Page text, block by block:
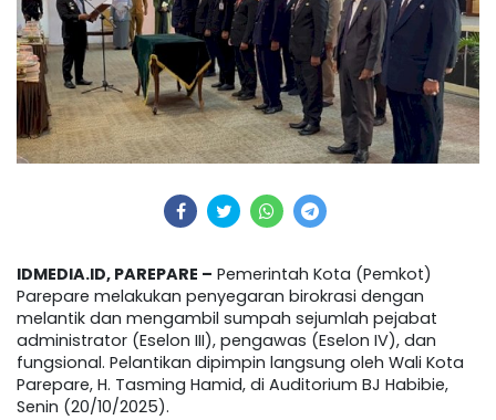
IDMEDIA.ID, PAREPARE – Pemerintah Kota (Pemkot)
Parepare melakukan penyegaran birokrasi dengan
melantik dan mengambil sumpah sejumlah pejabat
administrator (Eselon III), pengawas (Eselon IV), dan
fungsional. Pelantikan dipimpin langsung oleh Wali Kota
Parepare, H. Tasming Hamid, di Auditorium BJ Habibie,
Senin (20/10/2025).